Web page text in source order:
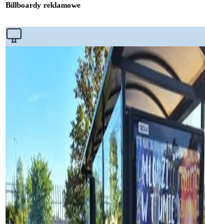
Billboardy reklamowe